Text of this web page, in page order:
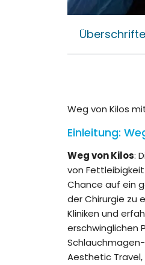
Weg von Kilos
Einleitung:
Weg von Kilos:
von
Chance auf ein
der Chirurgie zu
Kliniken und
erschwinglichen
Aesthetic